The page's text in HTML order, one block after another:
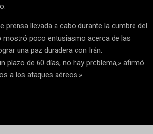
prensa llevada a cabo durante la cumbre del
mostró poco entusiasmo acerca de las
una paz duradera con Irán.
plazo de 60 días, no hay problema,» afirmó
a los ataques aéreos.».